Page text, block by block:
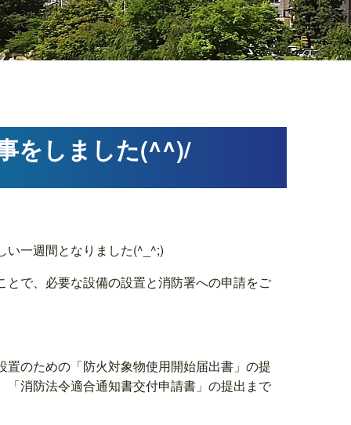
をしました(^^)/
い一週間となりました(^_^;)
で、必要な設備の設置と消防署への申請をご
のための「防火対象物使用開始届出書」の提
消防法令適合通知書交付申請書」の提出まで